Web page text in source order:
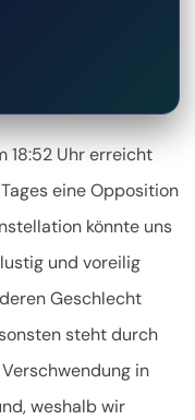
18:52 Uhr erreicht
eine Opposition
könnte uns
und voreilig
Geschlecht
steht durch
in
weshalb wir